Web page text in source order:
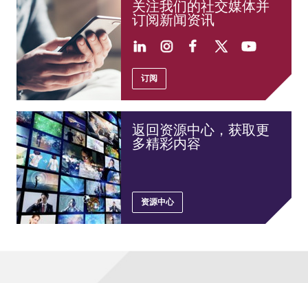
关注我们的社交媒体并
订阅新闻资讯
订阅
返回资源中心，获取更
多精彩内容
资源中心